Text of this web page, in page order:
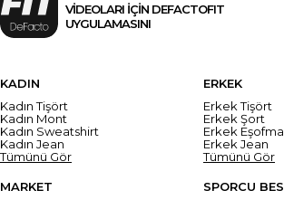
VİDEOLARI İÇİN DEFACTOFIT
UYGULAMASINI
KADIN
Kadın Tişört
Kadın Mont
Kadın Sweatshirt
Kadın Jean
Tümünü Gör
ERKEK
Erkek Tişört
Erkek Şort
Erkek
Erkek Jean
Tümünü Gör
MARKET
SPORCU